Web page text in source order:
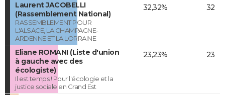
Laurent JACOBELLI
(Rassemblement National)
RASSEMBLEMENT POUR
L'ALSACE, LA CHAMPAGNE-
ARDENNE ET LA LORRAINE
32,32% 32
Eliane ROMANI (Liste d'union
à gauche avec des
écologiste)
Il est temps ! Pour l'écologie et la
justice sociale en Grand Est
23,23% 23